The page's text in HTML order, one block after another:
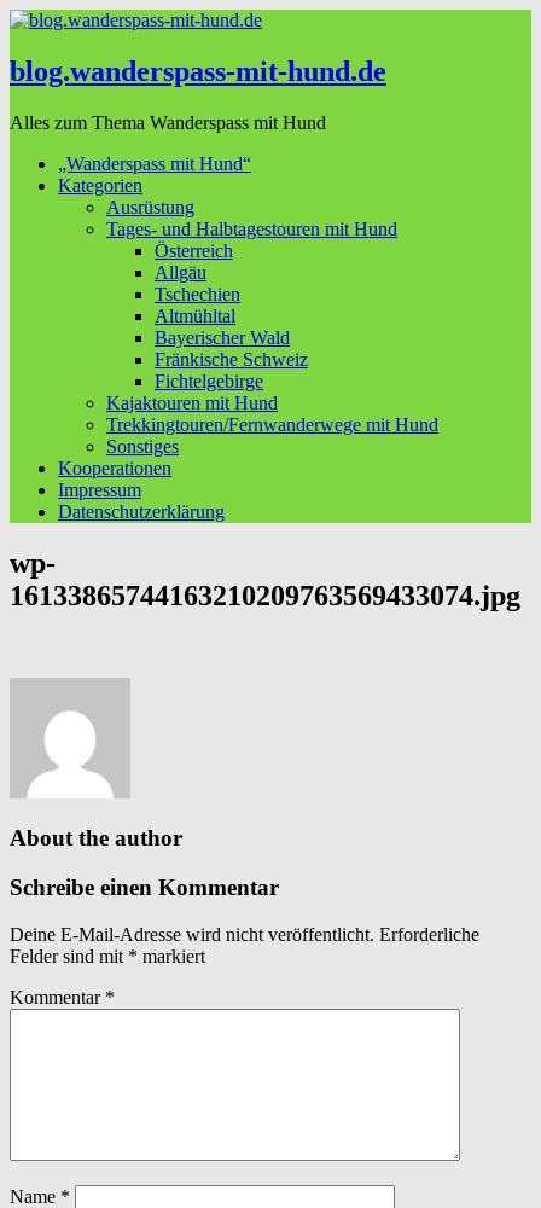
blog.wanderspass-mit-hund.de
Alles zum Thema Wanderspass mit Hund
„Wanderspass mit Hund“
Kategorien
Ausrüstung
Tages- und Halbtagestouren mit Hund
Österreich
Allgäu
Tschechien
Altmühltal
Bayerischer Wald
Fränkische Schweiz
Fichtelgebirge
Kajaktouren mit Hund
Trekkingtouren/Fernwanderwege mit Hund
Sonstiges
Kooperationen
Impressum
Datenschutzerklärung
wp-
16133865744163210209763569433074.jpg
About the author
Schreibe einen Kommentar
Deine E-Mail-Adresse wird nicht veröffentlicht. Erforderliche
Felder sind mit * markiert
Kommentar *
Name *